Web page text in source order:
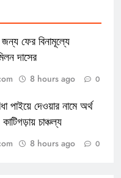
জন্য ফের বিনামূল্যে
দাসের
8 hours ago 0
পাইয়ে দেওয়ার নামে অর্থ
চাঞ্চল্য
8 hours ago 0